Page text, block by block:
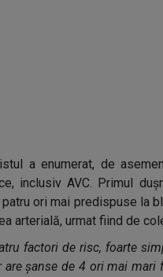
a enumerat, de
inclusiv AVC. Primul
ori mai predispuse la
arterială, urmat fiind de
factori de risc, foarte
are șanse de 4 ori mai mari